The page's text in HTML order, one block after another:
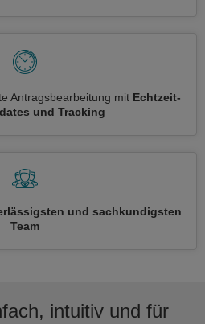
Antragsbearbeitung mit Echtzeit-
und Tracking
und sachkundigsten
Team
intuitiv und für